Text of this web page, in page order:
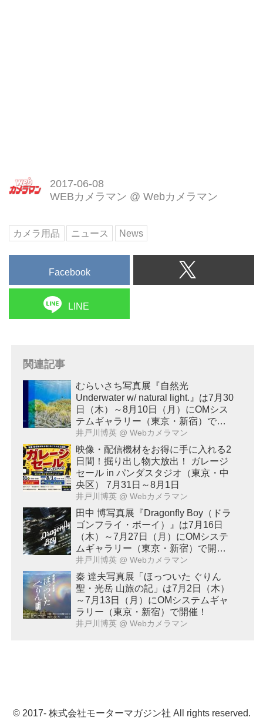
2017-06-08
WEBカメラマン @ Webカメラマン
カメラ用品 ニュース News
Facebook
LINE
関連記事
むらいさち写真展『自然光
Underwater w/ natural light.』は7月30
日（木）～8月10日（月）にOMシス
テムギャラリー（東京・新宿）で開
催！
井戸川博英 @ Webカメラマン
映像・配信機材をお得に手に入れる2
日間！掘り出し物大放出！ ガレージ
セール in パンダスタジオ（東京・中
央区） 7月31日～8月1日
井戸川博英 @ Webカメラマン
田中 博写真展『Dragonfly Boy（ドラ
ゴンフライ・ボーイ）』は7月16日
（木）～7月27日（月）にOMシステ
ムギャラリー（東京・新宿）で開
催！
井戸川博英 @ Webカメラマン
秦 達夫写真展「ほっついた ぐりん
聖・光岳 山旅の記」は7月2日（木）
～7月13日（月）にOMシステムギャ
ラリー（東京・新宿）で開催！
井戸川博英 @ Webカメラマン
© 2017- 株式会社モーターマガジン社 All rights reserved.